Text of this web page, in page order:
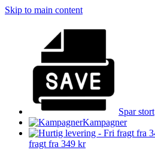
Skip to main content
Spar stort
Kampagner
fragt fra 349 kr